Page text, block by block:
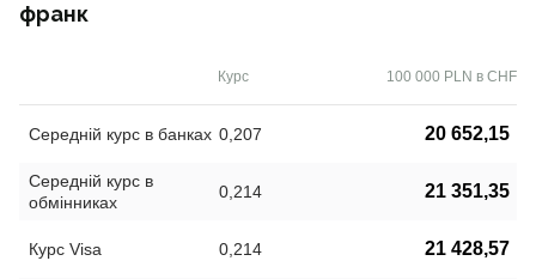
франк
Курс 100 000 PLN в CHF
Середній курс в банках 0,207 20 652,15
Середній курс в
обмінниках
0,214 21 351,35
Курс Visa 0,214 21 428,57